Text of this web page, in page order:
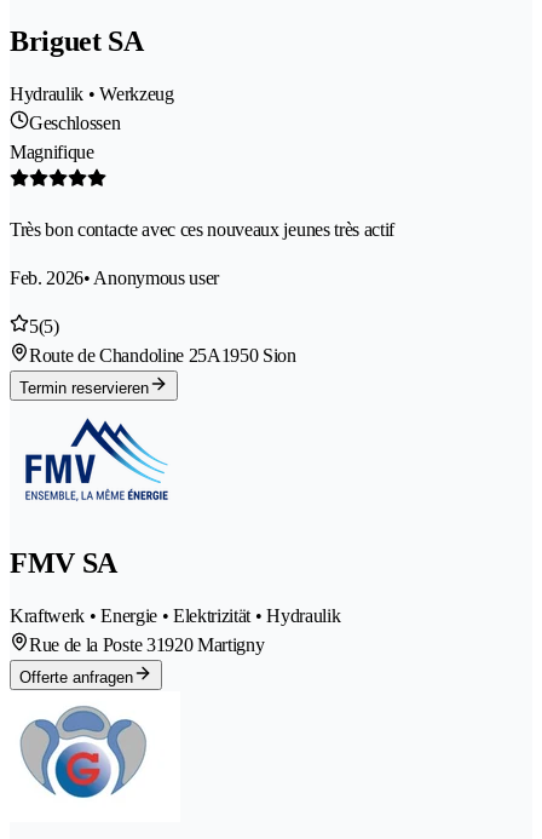
Briguet SA
Hydraulik • Werkzeug
Geschlossen
Magnifique
Très bon contacte avec ces nouveaux jeunes très actif
Feb. 2026• Anonymous user
5(5)
Route de Chandoline 25A1950 Sion
Termin reservieren
FMV SA
Kraftwerk • Energie • Elektrizität • Hydraulik
Rue de la Poste 31920 Martigny
Offerte anfragen